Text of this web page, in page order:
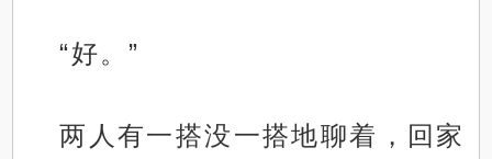
“好。”
两人有一搭没一搭地聊着，回家